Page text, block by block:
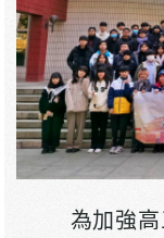
為加強高三